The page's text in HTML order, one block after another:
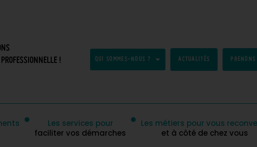
!
QUI SOMMES-NOUS ? ACTUALITÉS PRENONS
Les services pour
faciliter vos démarches
Les métiers pour vous
et à côté de chez vous